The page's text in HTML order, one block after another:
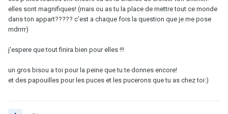
elles sont magnifiques! (mais ou as tu la place de mettre tout ce monde
dans ton appart????? c'est a chaque fois la question que je me pose
mdrrrr)
j'espere que tout finira bien pour elles !!!
un gros bisou a toi pour la peine que tu te donnes encore!
et des papouilles pour les puces et les pucerons que tu as chez toi:)